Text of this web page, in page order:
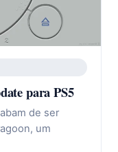
para PS5
de ser
um